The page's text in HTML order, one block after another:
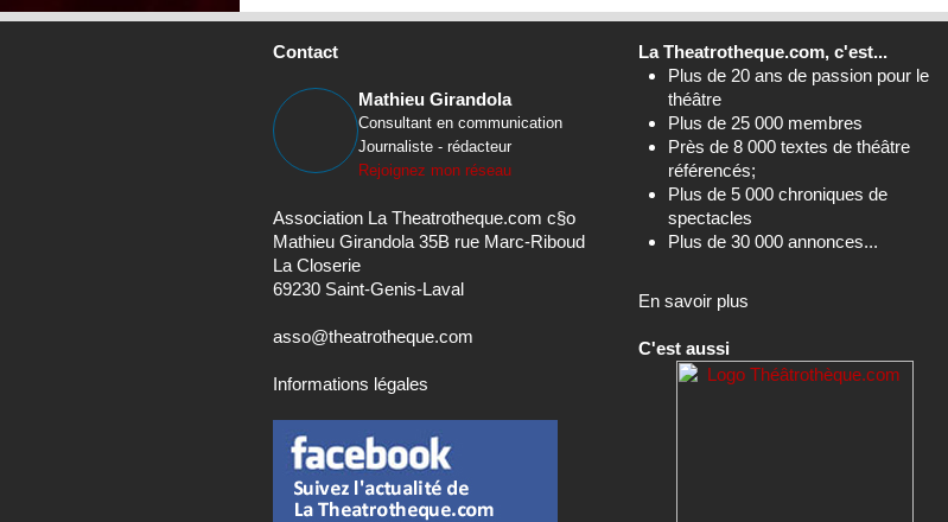
Contact
Mathieu Girandola
Consultant en communication
Journaliste - rédacteur
Rejoignez mon réseau
Association La Theatrotheque.com c§o
Mathieu Girandola 35B rue Marc-Riboud
La Closerie
69230 Saint-Genis-Laval
asso@theatrotheque.com
Informations légales
La Theatrotheque.com, c'est...
Plus de 20 ans de passion pour le
théâtre
Plus de 25 000 membres
Près de 8 000 textes de théâtre
référencés;
Plus de 5 000 chroniques de
spectacles
Plus de 30 000 annonces...
En savoir plus
C'est aussi